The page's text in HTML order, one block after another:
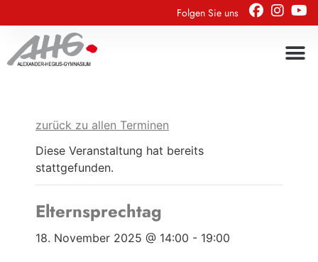
Folgen Sie uns
zurück zu allen Terminen
Diese Veranstaltung hat bereits
stattgefunden.
Elternsprechtag
18. November 2025 @ 14:00 - 19:00